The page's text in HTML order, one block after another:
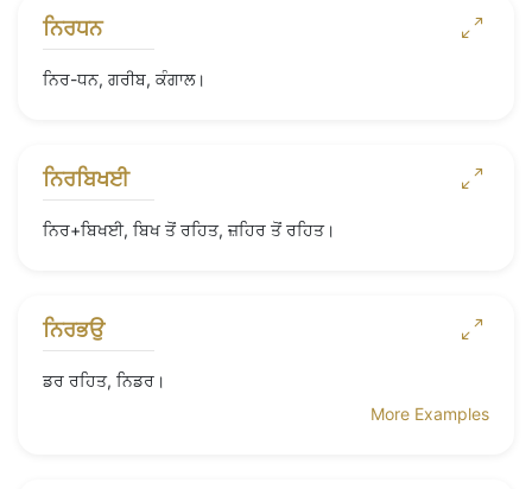
ਨਿਰਧਨ
ਨਿਰ-ਧਨ, ਗਰੀਬ, ਕੰਗਾਲ।
ਨਿਰਬਿਖਈ
ਨਿਰ+ਬਿਖਈ, ਬਿਖ ਤੋਂ ਰਹਿਤ, ਜ਼ਹਿਰ ਤੋਂ ਰਹਿਤ।
ਨਿਰਭਉ
ਡਰ ਰਹਿਤ, ਨਿਡਰ।
More Examples